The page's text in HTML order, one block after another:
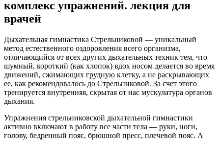
комплекс упражнений. лекция для
врачей
Дыхательная гимнастика Стрельниковой — уникальный
метод естественного оздоровления всего организма,
отличающийся от всех других дыхательных техник тем, что
шумный, короткий (как хлопок) вдох носом делается во время
движений, сжимающих грудную клетку, а не раскрывающих
ее, как рекомендовалось до Стрельниковой. За счет этого
тренируется внутренняя, скрытая от нас мускулатура органов
дыхания.
Упражнения стрельниковской дыхательной гимнастики
активно включают в работу все части тела — руки, ноги,
голову, бедренный пояс, брюшной пресс, плечевой пояс. А